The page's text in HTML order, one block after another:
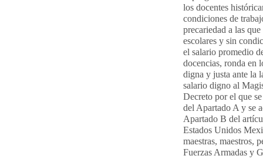
los docentes
condiciones de
precariedad a las
escolares y sin
el salario promedio
docencias, ronda en
digna y justa ante la
salario digno al
Decreto por el que
del Apartado A y se
Apartado B del
Estados Unidos
maestras, maestros,
Fuerzas Armadas y